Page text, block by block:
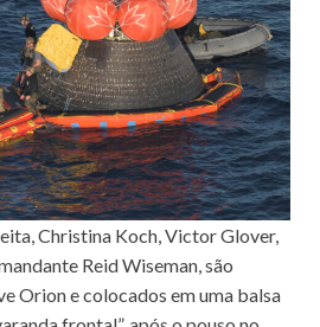
Christina Koch, Victor Glover,
Reid Wiseman, são
Orion e colocados em uma balsa